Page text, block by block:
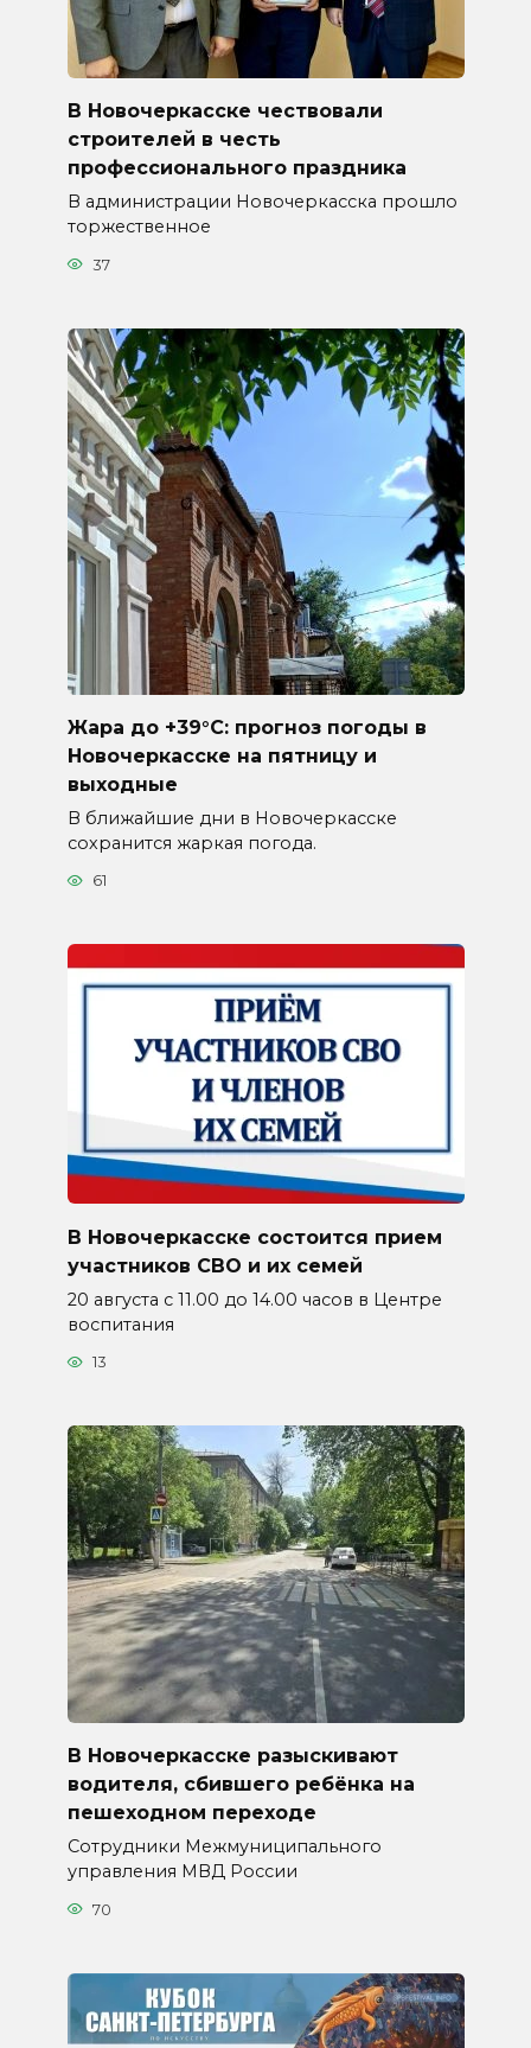
В Новочеркасске чествовали
строителей в честь
профессионального праздника
В администрации Новочеркасска прошло
торжественное
37
Жара до +39°C: прогноз погоды в
Новочеркасске на пятницу и
выходные
В ближайшие дни в Новочеркасске
сохранится жаркая погода.
61
В Новочеркасске состоится прием
участников СВО и их семей
20 августа с 11.00 до 14.00 часов в Центре
воспитания
13
В Новочеркасске разыскивают
водителя, сбившего ребёнка на
пешеходном переходе
Сотрудники Межмуниципального
управления МВД России
70